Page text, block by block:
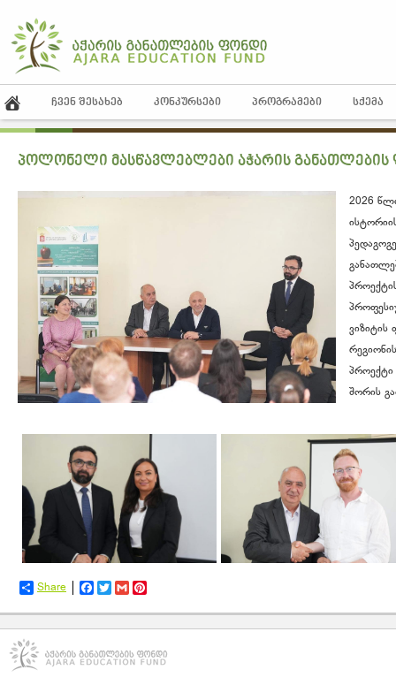
ᲩᲕᲔᲜ ᲨᲔᲡᲐᲮᲔᲑ ᲙᲝᲜᲙᲣᲠᲡᲔᲑᲘ ᲞᲠᲝᲒᲠᲐᲛᲔᲑᲘ ᲡᲥᲔᲛᲐ
პოლონელი მასწავლებლები აჭარის განათლების
2026
ვიზიტის
პროექტი
შორის
Share Facebook
TwitterGmail